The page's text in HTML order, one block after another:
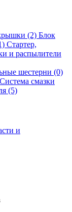
(2) Блок
Стартер,
и распылители
шестерни (0)
Система смазки
(5)
и